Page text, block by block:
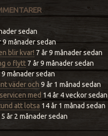
sedan
9 månader sedan
blir kvar! 7 år 9 månader sedan
o flytt 7 år 9 månader sedan
9 månader sedan
väder och 9 år 1 månad sedan
med 14 år 4 veckor sedan
att lotsa 14 år 1 månad sedan
år 2 månader sedan